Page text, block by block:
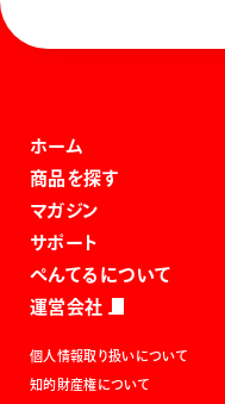
ホーム
商品を探す
マガジン
サポート
ぺんてるについて
運営会社
個人情報取り扱いについて
知的財産権について